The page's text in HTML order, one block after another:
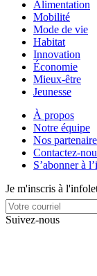
Alimentation
Mobilité
Mode de vie
Habitat
Innovation
Économie
Mieux-être
Jeunesse
À propos
Notre équipe
Nos
Contactez-
S’abonner à
Je m'inscris à
Suivez-nous